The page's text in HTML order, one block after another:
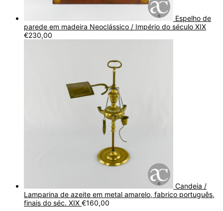
Espelho de
parede em madeira Neoclássico / Império do século XIX
€230,00
Candeia /
Lamparina de azeite em metal amarelo, fabrico português,
finais do séc. XIX €160,00